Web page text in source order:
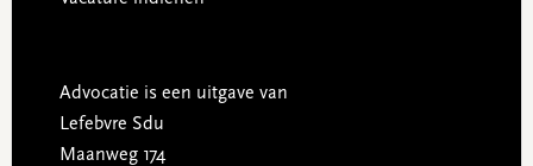
Advocatie is een uitgave van
Lefebvre Sdu
Maanweg 174